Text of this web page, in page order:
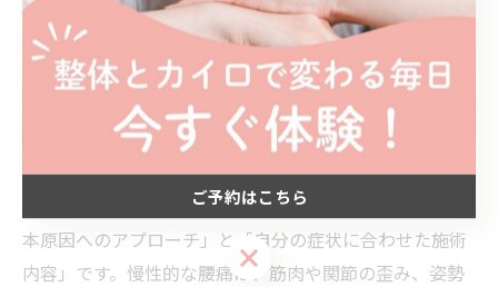
三重県いなべ市の整体選びのポ
イントとは
腰痛改善を目指す際、整体選びで最も重視すべきは「根
本原因へのアプローチ」と「自分の症状に合わせた施術
内容」です。慢性的な腰痛は、筋肉や関節の歪み、姿勢
ご予約はこちら
ご予約はこちら